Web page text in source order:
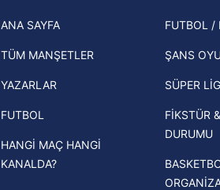
6698 sayılı Kişisel Verilerin
mevzuata uygun olarak
haberleri
Trendyol Süper Lig haberleri
Ziraat Türkiye Kupası haberleri
UEFA Şampiyonlar Ligi haberleri
UEFA Avrupa Ligi haberleri
UEFA Konferans Ligi haberleri
ANA SAYFA
TÜM MANŞETLER
YAZARLAR
FUTBOL
HANGİ MAÇ HANGİ
KANALDA?
FUTBOL /
ŞANS
SÜPER LİG
FİKSTÜR
DURUMU